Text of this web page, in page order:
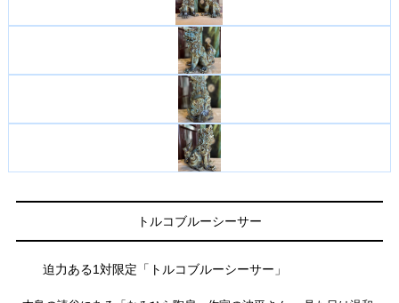
トルコブルーシーサー
迫力ある1対限定「トルコブルーシーサー」